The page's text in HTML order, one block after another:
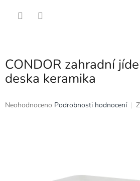
CONDOR zahradní
deska keramika
Průměrné
Neohodnoceno Podrobnosti hodnocení